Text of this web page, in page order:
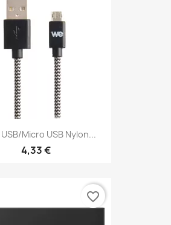
Micro USB Nylon...
4,33 €
favorite_border